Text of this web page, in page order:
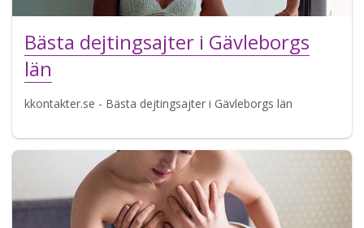
Bästa dejtingsajter i Gävleborgs
län
kkontakter.se - Bästa dejtingsajter i Gävleborgs län